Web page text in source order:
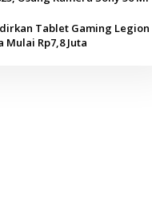
Tablet Gaming Legion
Mulai Rp7,8 Juta